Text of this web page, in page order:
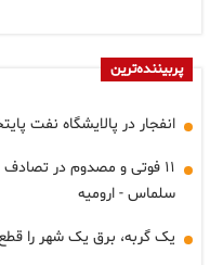
پربیننده‌ترین
انفجار در پالایشگاه نفت
۱۱ فوتی و مصدوم در
سلماس - ارومیه
یک گربه، برق یک شهر را